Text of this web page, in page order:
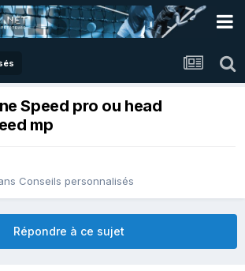
Speed pro ou head
mp
Conseils personnalisés
Répondre à ce sujet